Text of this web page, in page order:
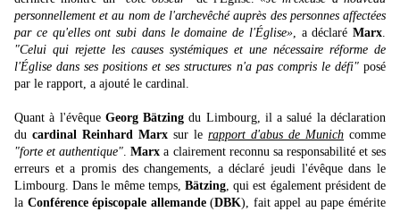
personnellement et au nom de l'archevêché auprès des personnes affectées
par ce qu'elles ont subi dans le domaine de l'Église», a déclaré Marx.
"Celui qui rejette les causes systémiques et une nécessaire réforme de
l'Église dans ses positions et ses structures n'a pas compris le défi"posé
par le rapport, a ajouté le cardinal.
Quant à l'évêque Georg Bätzing du Limbourg, il a salué la déclaration
du cardinal Reinhard Marx sur le rapport d'abus de Munich comme
"forte et authentique".Marx a clairement reconnu sa responsabilité et ses
erreurs et a promis des changements, a déclaré jeudi l'évêque dans le
Limbourg. Dans le même temps, Bätzing, qui est également président de
la Conférence épiscopale allemande(DBK), fait appel au pape émérite